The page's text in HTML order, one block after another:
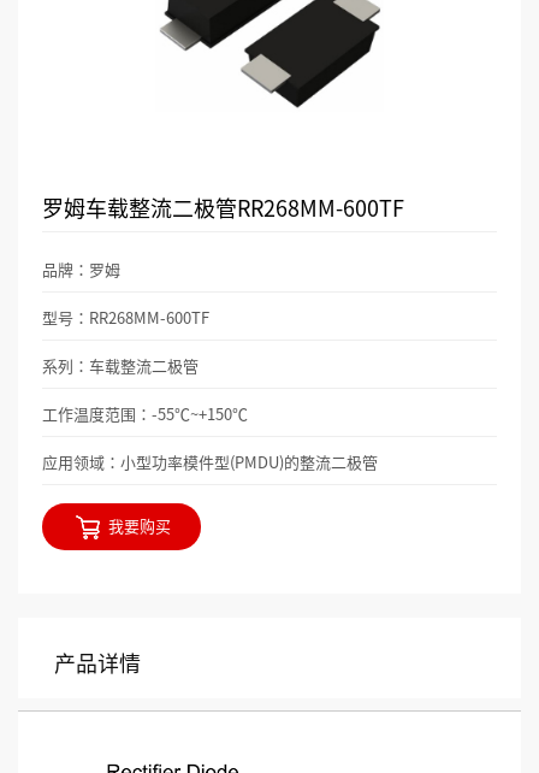
罗姆车载整流二极管RR268MM-600TF
品牌：罗姆
型号：RR268MM-600TF
系列：车载整流二极管
工作温度范围：-55℃~+150℃
应用领域：小型功率模件型(PMDU)的整流二极管
我要购买
产品详情